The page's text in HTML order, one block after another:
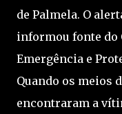
de Palmela. O
informou fonte do
Emergência e
Quando os meios
encontraram a